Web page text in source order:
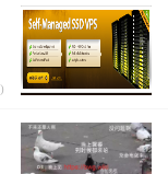
)